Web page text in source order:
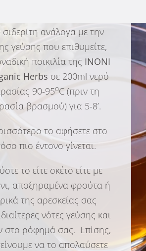
ανάλογα με την
γεύσης που επιθυμείτε,
ποικιλία της INONI
Herbs σε 200ml νερό
90-95οC (πριν τη
βρασμού) για 5-8’.
το αφήσετε στο
πιο έντονο γίνεται.
το είτε σκέτο είτε με
αποξηραμένα φρούτα ή
της αρεσκείας σας
νότες γεύσης και
στο ρόφημά σας. Επίσης,
να το απολαύσετε